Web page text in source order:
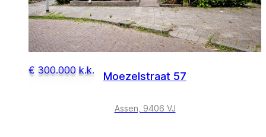
€ 300.000 k.k. Moezelstraat 57
Assen, 9406 VJ